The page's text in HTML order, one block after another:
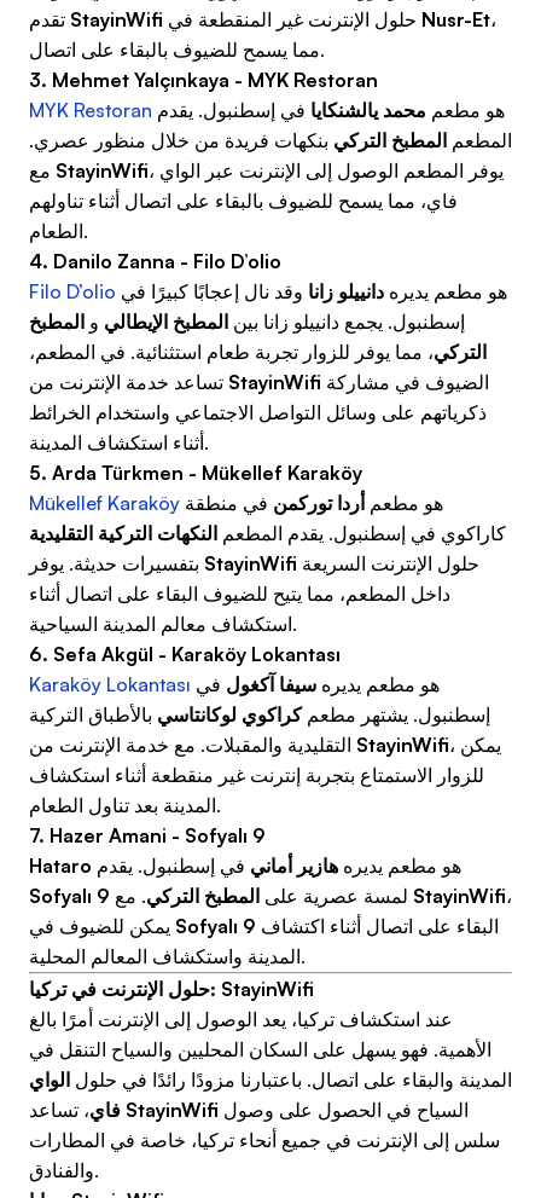
StayinWifi Nusr-Et،
مما يسمح للضيوف بالبقاء على اتصال.
3. Mehmet Yalçınkaya - MYK Restoran
MYK Restoran
هو مطعم محمد يالشنكايا في إسطنبول. يقدم
المطعم المطبخ التركي بنكهات فريدة من خلال منظور عصري.
StayinWifi، يوفر المطعم الوصول إلى الإنترنت عبر الواي
فاي، مما يسمح للضيوف بالبقاء على اتصال أثناء تناولهم
الطعام.
4. Danilo Zanna - Filo D’olio
Filo D’olio
هو مطعم يديره دانييلو زانا وقد نال إعجابًا كبيرًا في
إسطنبول. يجمع دانييلو زانا بين المطبخ الإيطالي و المطبخ
التركي، مما يوفر للزوار تجربة طعام استثنائية. في المطعم،
StayinWifi
ذكرياتهم على وسائل التواصل الاجتماعي واستخدام الخرائط
أثناء استكشاف المدينة.
5. Arda Türkmen - Mükellef Karaköy
Mükellef Karaköy
هو مطعم أردا توركمن في منطقة
كاراكوي في إسطنبول. يقدم المطعم النكهات التركية التقليدية
StayinWifi
داخل المطعم، مما يتيح للضيوف البقاء على اتصال أثناء
استكشاف معالم المدينة السياحية.
6. Sefa Akgül - Karaköy Lokantası
Karaköy Lokantası
هو مطعم يديره سيفا آكغول في
إسطنبول. يشتهر مطعمكراكوي لوكانتاسي بالأطباق التركية
StayinWifi، يمكن
للزوار الاستمتاع بتجربة إنترنت غير منقطعة أثناء استكشاف
المدينة بعد تناول الطعام.
7. Hazer Amani - Sofyalı 9
Hataro
هو مطعم يديره هازير أماني في إسطنبول. يقدم
Sofyalı 9
لمسة عصرية على المطبخ التركي StayinWifi،
Sofyalı 9
المدينة واستكشاف المعالم المحلية.
حلول الإنترنت في تركيا: StayinWifi
عند استكشاف تركيا، يعد الوصول إلى الإنترنت أمرًا بالغ
الأهمية. فهو يسهل على السكان المحليين والسياح التنقل في
المدينة والبقاء على اتصال. باعتبارنا مزودًا رائدًا في حلول الواي
فاي StayinWifi
سلس إلى الإنترنت في جميع أنحاء تركيا، خاصة في المطارات
والفنادق.